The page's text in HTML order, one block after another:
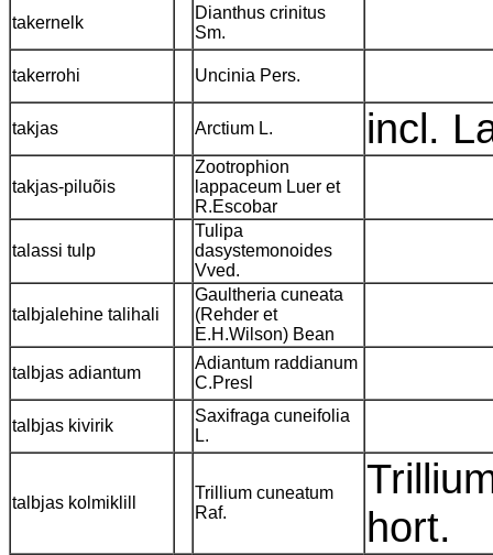
takernelk
Dianthus crinitus
Sm.
takerrohi Uncinia Pers.
takjas Arctium L. incl.
takjas-piluõis
Zootrophion
lappaceum Luer et
R.Escobar
talassi tulp
Tulipa
dasystemonoides
Vved.
talbjalehine talihali
Gaultheria cuneata
(Rehder et
E.H.Wilson) Bean
talbjas adiantum
Adiantum raddianum
C.Presl
talbjas kivirik
Saxifraga cuneifolia
L.
talbjas kolmiklill
Trillium cuneatum
Raf.
hort.